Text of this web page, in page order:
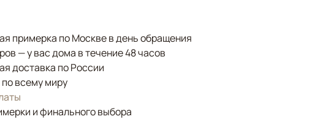
примерка по Москве в день обращения
— у вас дома в течение 48 часов
доставка по России
всему миру
и финального выбора